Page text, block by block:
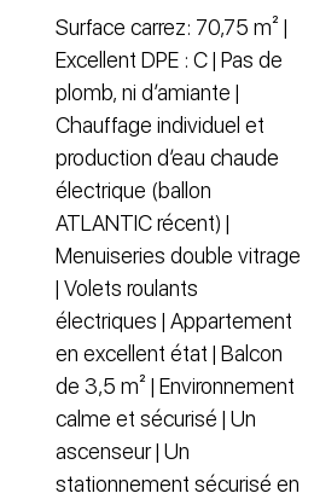
Surface carrez: 70,75 m² |
Excellent DPE : C | Pas de
plomb, ni d’amiante |
Chauffage individuel et
production d’eau chaude
électrique (ballon
ATLANTIC récent) |
Menuiseries double vitrage
| Volets roulants
électriques | Appartement
en excellent état | Balcon
de 3,5 m² | Environnement
calme et sécurisé | Un
ascenseur | Un
stationnement sécurisé en